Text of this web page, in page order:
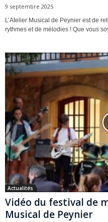
9 septembre 2025
L’Atelier Musical de Peynier est de
rythmes et de mélodies ! Que vous
Actualités
Vidéo du festival de
Musical de Peynier